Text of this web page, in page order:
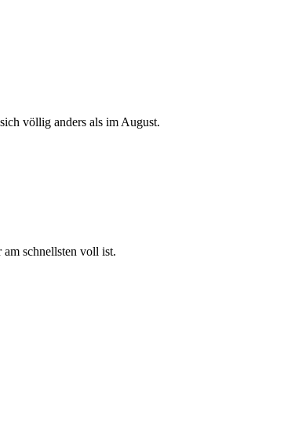
völlig anders als im August.
schnellsten voll ist.